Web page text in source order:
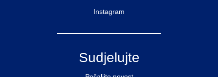
Instagram
Sudjelujte